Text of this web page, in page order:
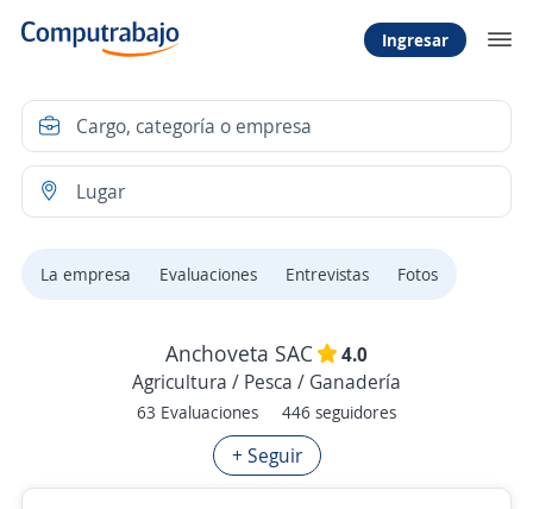
Ingresar
La empresa Evaluaciones Entrevistas Fotos
Anchoveta SAC
4.0
Agricultura / Pesca / Ganadería
63 Evaluaciones 446 seguidores
+ Seguir